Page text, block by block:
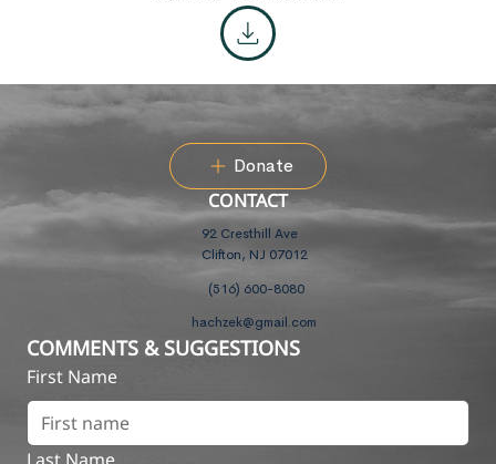
Donate
CONTACT
92 Cresthill Ave
Clifton, NJ 07012
(516) 600-8080
hachzek@gmail.com
COMMENTS & SUGGESTIONS
First Name